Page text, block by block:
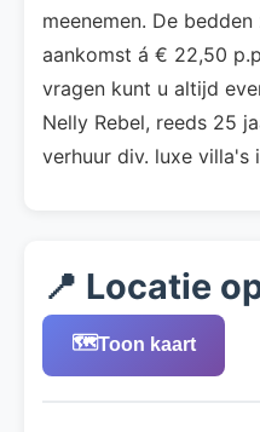
meenemen. De
aankomst á € 22,50
vragen kunt u altijd
Nelly Rebel, reeds 25
verhuur div. luxe villa's
📍 Locatie
🗺️Toon kaart